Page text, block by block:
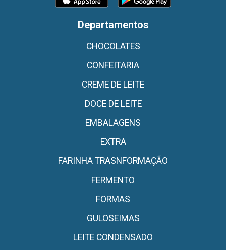
Departamentos
CHOCOLATES
CONFEITARIA
CREME DE LEITE
DOCE DE LEITE
EMBALAGENS
EXTRA
FARINHA TRASNFORMAÇÃO
FERMENTO
FORMAS
GULOSEIMAS
LEITE CONDENSADO